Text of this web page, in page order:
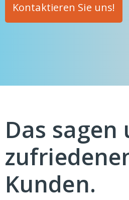
Kontaktieren Sie uns!
Das sagen
Kunden.